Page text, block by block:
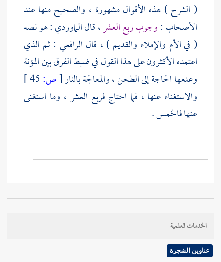
( الشرح ) هذه الأقوال مشهورة ، والصحيح منها عند
الأصحاب :وجوب ربع العشر، قالالماوردي: هو نصه
( في الأم والإملاء والقديم ) ، قال الرافعي : ثم الذي
اعتمده الأكثرون على هذا القول في ضبط الفرق بين المؤنة
وعدمها الحاجة إلى الطحن ، والمعالجة بالنار[ص:
والاستغناء عنها ، فما احتاج فربع العشر ، وما استغنى
عنها فالخمس .
الخدمات العلمية
عناوين الشجرة